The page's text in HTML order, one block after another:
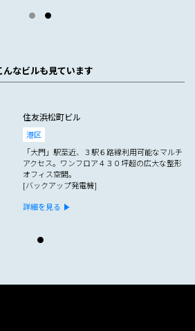
なビルも見ています
住友浜松町ビル
港区
「大門」駅至近、３駅６路線利用可能なマルチ
アクセス。ワンフロア４３０坪超の広大な整形
オフィス空間。
[バックアップ発電機]
詳細を見る